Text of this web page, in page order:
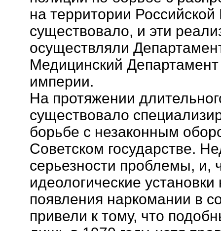
на территории
существовало, и эти
осуществляли
Медицинский
империи.
На протяжении
существовало
борьбе с незаконным
Советском государстве.
серьезности проблемы, и,
идеологические
появления наркомании в
привели к тому, что